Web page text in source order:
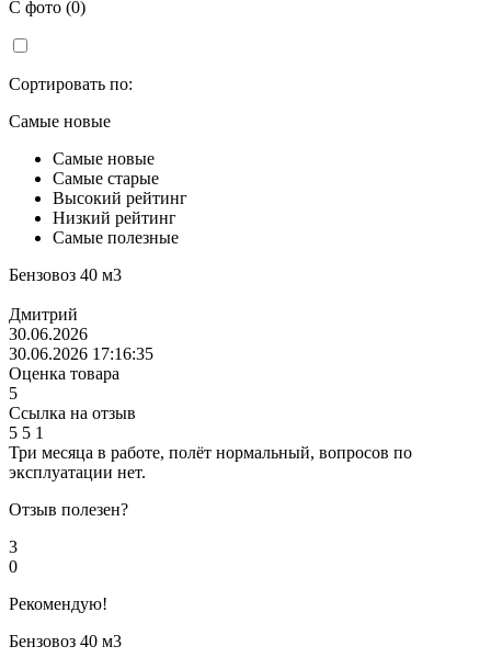
С фото (0)
Сортировать по:
Самые новые
Самые новые
Самые старые
Высокий рейтинг
Низкий рейтинг
Самые полезные
Бензовоз 40 м3
Дмитрий
30.06.2026
30.06.2026 17:16:35
Оценка товара
5
Ссылка на отзыв
5 5 1
Три месяца в работе, полёт нормальный, вопросов по
эксплуатации нет.
Отзыв полезен?
3
0
Рекомендую!
Бензовоз 40 м3